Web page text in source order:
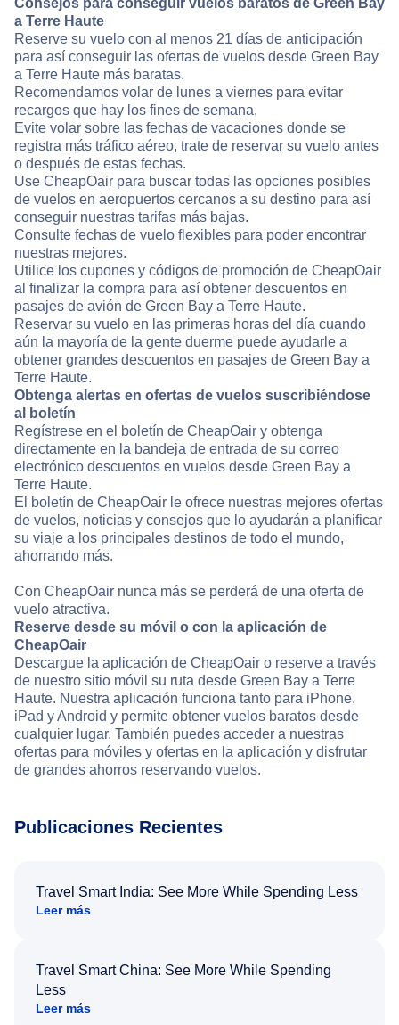
Consejos para conseguir vuelos baratos de Green Bay
a Terre Haute
Reserve su vuelo con al menos 21 días de anticipación
para así conseguir las ofertas de vuelos desde Green Bay
a Terre Haute más baratas.
Recomendamos volar de lunes a viernes para evitar
recargos que hay los fines de semana.
Evite volar sobre las fechas de vacaciones donde se
registra más tráfico aéreo, trate de reservar su vuelo antes
o después de estas fechas.
Use CheapOair para buscar todas las opciones posibles
de vuelos en aeropuertos cercanos a su destino para así
conseguir nuestras tarifas más bajas.
Consulte fechas de vuelo flexibles para poder encontrar
nuestras mejores.
Utilice los cupones y códigos de promoción de CheapOair
al finalizar la compra para así obtener descuentos en
pasajes de avión de Green Bay a Terre Haute.
Reservar su vuelo en las primeras horas del día cuando
aún la mayoría de la gente duerme puede ayudarle a
obtener grandes descuentos en pasajes de Green Bay a
Terre Haute.
Obtenga alertas en ofertas de vuelos suscribiéndose
al boletín
Regístrese en el boletín de CheapOair y obtenga
directamente en la bandeja de entrada de su correo
electrónico descuentos en vuelos desde Green Bay a
Terre Haute.
El boletín de CheapOair le ofrece nuestras mejores ofertas
de vuelos, noticias y consejos que lo ayudarán a planificar
su viaje a los principales destinos de todo el mundo,
ahorrando más.
Con CheapOair nunca más se perderá de una oferta de
vuelo atractiva.
Reserve desde su móvil o con la aplicación de
CheapOair
Descargue la aplicación de CheapOair o reserve a través
de nuestro sitio móvil su ruta desde Green Bay a Terre
Haute. Nuestra aplicación funciona tanto para iPhone,
iPad y Android y permite obtener vuelos baratos desde
cualquier lugar. También puedes acceder a nuestras
ofertas para móviles y ofertas en la aplicación y disfrutar
de grandes ahorros reservando vuelos.
Publicaciones Recientes
Travel Smart India: See More While Spending Less
Leer más
Travel Smart China: See More While Spending
Less
Leer más